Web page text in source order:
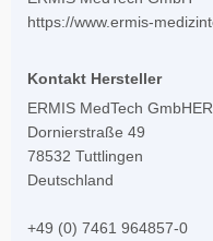
https://www.ermis-
Kontakt Hersteller
ERMIS MedTech
Dornierstraße 49
78532 Tuttlingen
Deutschland
+49 (0) 7461 964857-0